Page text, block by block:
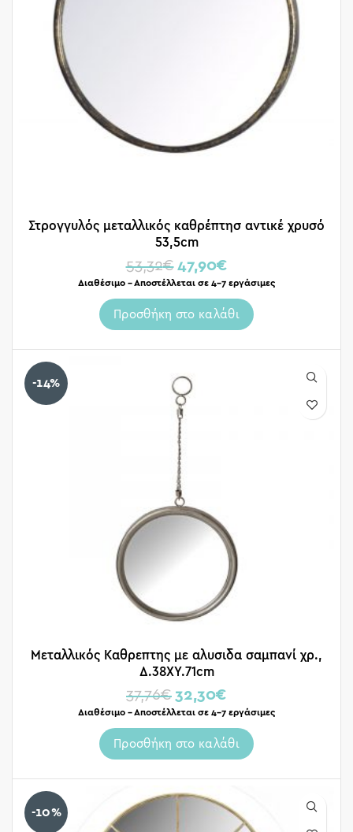
Στρογγυλός μεταλλικός καθρέπτησ αντικέ χρυσό
53,5cm
53,32€ 47,90€
Διαθέσιμο – Αποστέλλεται σε 4-7 εργάσιμες
Προσθήκη στο καλάθι
-14%
Μεταλλικός Καθρεπτης με αλυσιδα σαμπανί χρ.,
Δ.38ΧΥ.71cm
37,76€ 32,30€
Διαθέσιμο – Αποστέλλεται σε 4-7 εργάσιμες
Προσθήκη στο καλάθι
-10%